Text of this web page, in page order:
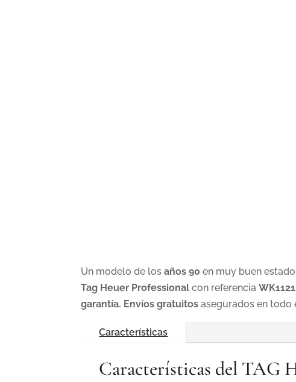
Un modelo de losaños 90 en muy buen
Tag Heuer Professional con referenciaWK1121
garantía. Envíos gratuitos asegurados en todo
Características
Características del TAG